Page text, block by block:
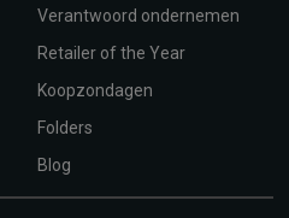
Verantwoord ondernemen
Retailer of the Year
Koopzondagen
Folders
Blog